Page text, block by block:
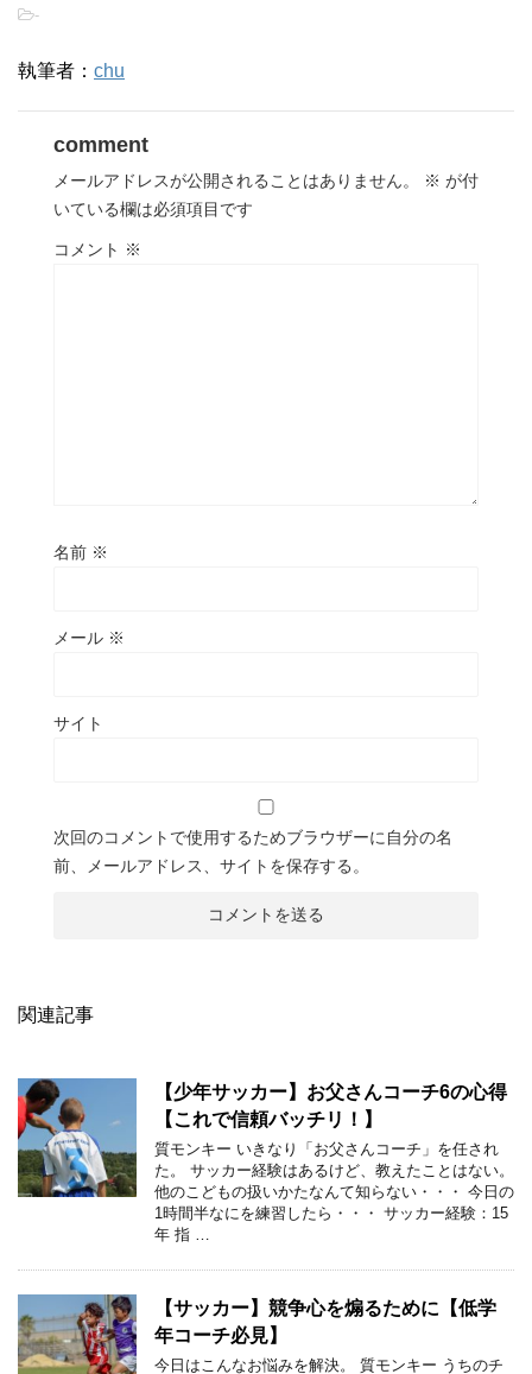
-
執筆者： chu
comment
メールアドレスが公開されることはありません。 ※ が付
いている欄は必須項目です
コメント ※
名前 ※
メール ※
サイト
次回のコメントで使用するためブラウザーに自分の名
前、メールアドレス、サイトを保存する。
関連記事
【少年サッカー】お父さんコーチ6の心得
【これで信頼バッチリ！】
質モンキー いきなり「お父さんコーチ」を任され
た。 サッカー経験はあるけど、教えたことはない。
他のこどもの扱いかたなんて知らない・・・ 今日の
1時間半なにを練習したら・・・ サッカー経験：15
年 指 …
【サッカー】競争心を煽るために【低学
年コーチ必見】
今日はこんなお悩みを解決。 質モンキー うちのチ